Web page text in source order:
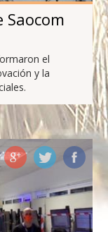
Saocom
el
y la